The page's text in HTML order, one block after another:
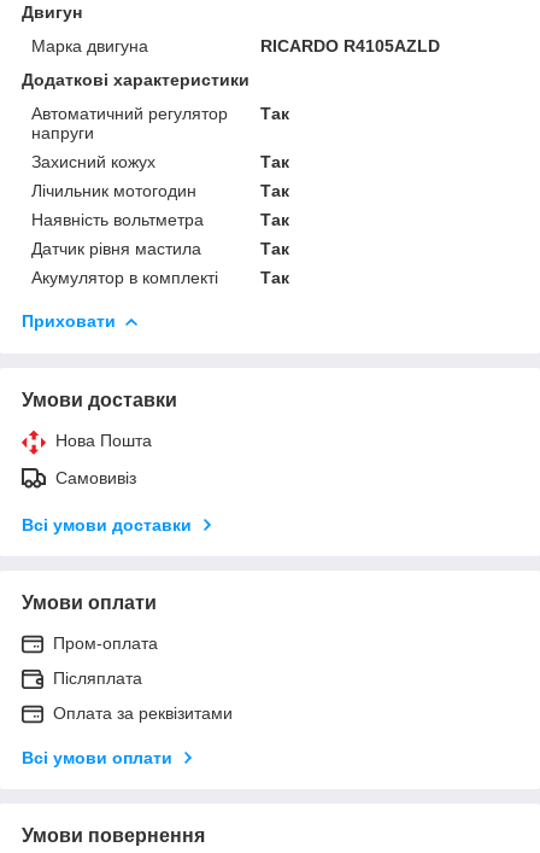
Двигун
Марка двигуна
RICARDO R4105AZLD
Додаткові характеристики
Автоматичний регулятор
напруги
Так
Захисний кожух
Так
Лічильник мотогодин
Так
Наявність вольтметра
Так
Датчик рівня мастила
Так
Акумулятор в комплекті
Так
Приховати
Умови доставки
Нова Пошта
Самовивіз
Всі умови доставки
Умови оплати
Пром-оплата
Післяплата
Оплата за реквізитами
Всі умови оплати
Умови повернення